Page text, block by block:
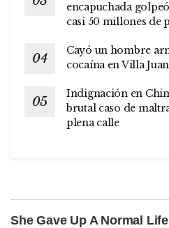
encapuchada
casi 50 millones de
Cayó un hombre
cocaína en Villa
Indignación en
brutal caso de
plena calle